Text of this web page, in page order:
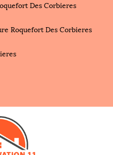
Des Corbieres
Roquefort Des Corbieres